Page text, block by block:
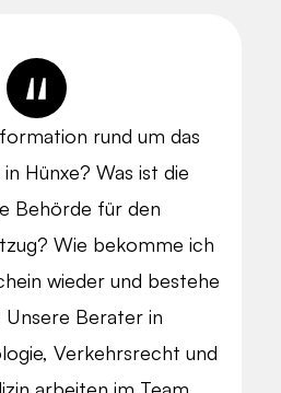
rund um das
Hünxe? Was ist die
Behörde für den
Wie bekomme ich
wieder und bestehe
Unsere Berater in
Verkehrsrecht und